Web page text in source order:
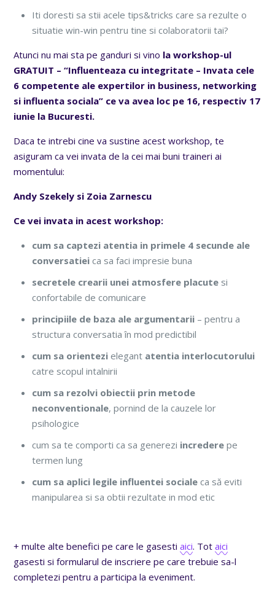
Iti doresti sa stii acele tips&tricks care sa rezulte o
situatie win-win pentru tine si colaboratorii tai?
Atunci nu mai sta pe ganduri si vino la workshop-ul
GRATUIT – “Influenteaza cu integritate – Invata cele
6 competente ale expertilor in business, networking
si influenta sociala” ce va avea loc pe 16, respectiv 17
iunie la Bucuresti.
Daca te intrebi cine va sustine acest workshop, te
asiguram ca vei invata de la cei mai buni traineri ai
momentului:
Andy Szekely si Zoia Zarnescu
Ce vei invata in acest workshop:
cum sa captezi atentia in primele 4 secunde ale
conversatiei ca sa faci impresie buna
secretele crearii unei atmosfere placute si
confortabile de comunicare
principiile de baza ale argumentarii – pentru a
structura conversatia în mod predictibil
cum sa orientezi elegant atentia interlocutorului
catre scopul intalnirii
cum sa rezolvi obiectii prin metode
neconventionale, pornind de la cauzele lor
psihologice
cum sa te comporti ca sa generezi incredere pe
termen lung
cum sa aplici legile influentei sociale ca să eviti
manipularea si sa obtii rezultate in mod etic
+ multe alte benefici pe care le gasestiaici. Totaici
gasesti si formularul de inscriere pe care trebuie sa-l
completezi pentru a participa la eveniment.